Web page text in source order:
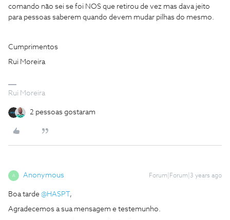
comando não sei se foi NOS que retirou de vez mas dava jeito
para pessoas saberem quando devem mudar pilhas do mesmo.
Cumprimentos
Rui Moreira
Rui Moreira
2 pessoas gostaram
A Anonymous Forum|Forum|3 years ago
Boa tarde @HASPT ,
Agradecemos a sua mensagem e testemunho.